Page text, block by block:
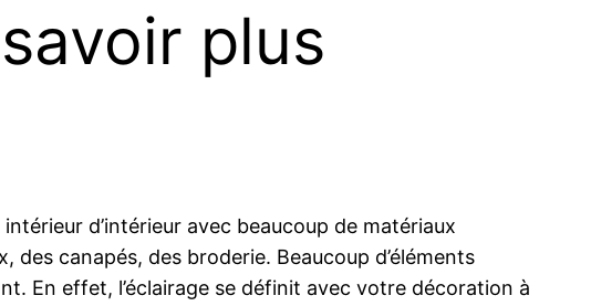
plus
d’intérieur avec beaucoup de matériaux
canapés, des broderie. Beaucoup d’éléments
En effet, l’éclairage se définit avec votre décoration à